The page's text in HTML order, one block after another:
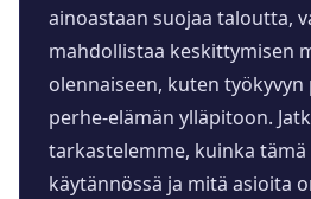
ainoastaan suojaa taloutta,
mahdollistaa keskittymisen
olennaiseen, kuten
perhe-elämän ylläpitoon.
tarkastelemme, kuinka
käytännössä ja mitä asioita